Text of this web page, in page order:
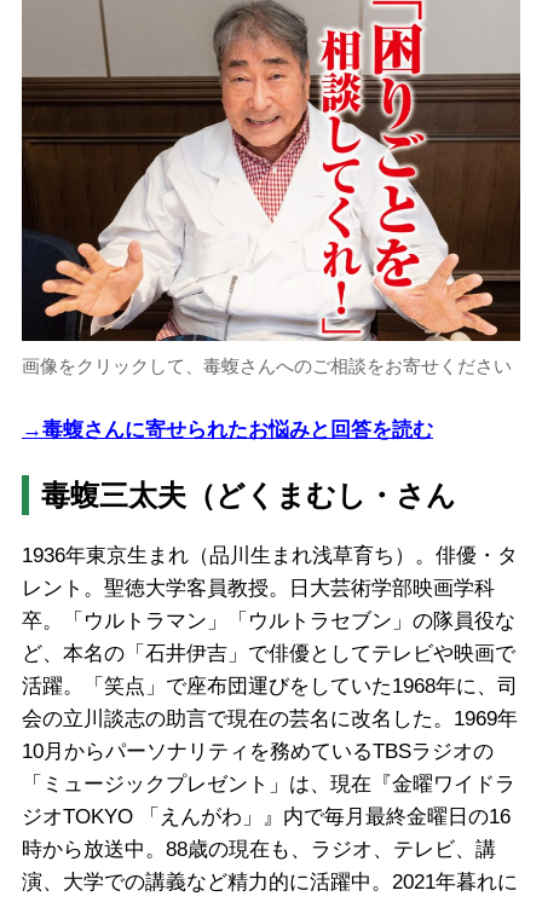
画像をクリックして、毒蝮さんへのご相談をお寄せください
→毒蝮さんに寄せられたお悩みと回答を読む
毒蝮三太夫（どくまむし・さん
1936年東京生まれ（品川生まれ浅草育ち）。俳優・タ
レント。聖徳大学客員教授。日大芸術学部映画学科
卒。「ウルトラマン」「ウルトラセブン」の隊員役な
ど、本名の「石井伊吉」で俳優としてテレビや映画で
活躍。「笑点」で座布団運びをしていた1968年に、司
会の立川談志の助言で現在の芸名に改名した。1969年
10月からパーソナリティを務めているTBSラジオの
「ミュージックプレゼント」は、現在『金曜ワイドラ
ジオTOKYO 「えんがわ」』内で毎月最終金曜日の16
時から放送中。88歳の現在も、ラジオ、テレビ、講
演、大学での講義など精力的に活躍中。2021年暮れに